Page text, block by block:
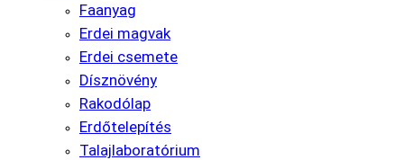
Faanyag
Erdei magvak
Erdei csemete
Dísznövény
Rakodólap
Erdőtelepítés
Talajlaboratórium